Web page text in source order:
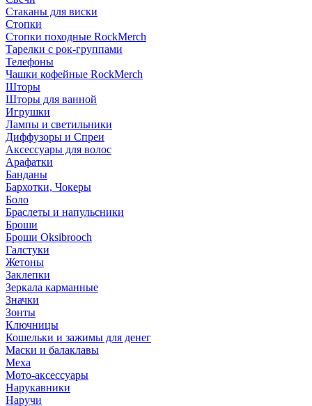
Стаканы для виски
Стопки
Стопки походные RockMerch
Тарелки с рок-группами
Телефоны
Чашки кофейные RockMerch
Шторы
Шторы для ванной
Игрушки
Лампы и светильники
Диффузоры и Спреи
Аксессуары для волос
Арафатки
Банданы
Бархотки, Чокеры
Боло
Браслеты и напульсники
Броши
Броши Oksibrooch
Галстуки
Жетоны
Заклепки
Зеркала карманные
Значки
Зонты
Ключницы
Кошельки и зажимы для денег
Маски и балаклавы
Меха
Мото-аксессуары
Нарукавники
Наручи